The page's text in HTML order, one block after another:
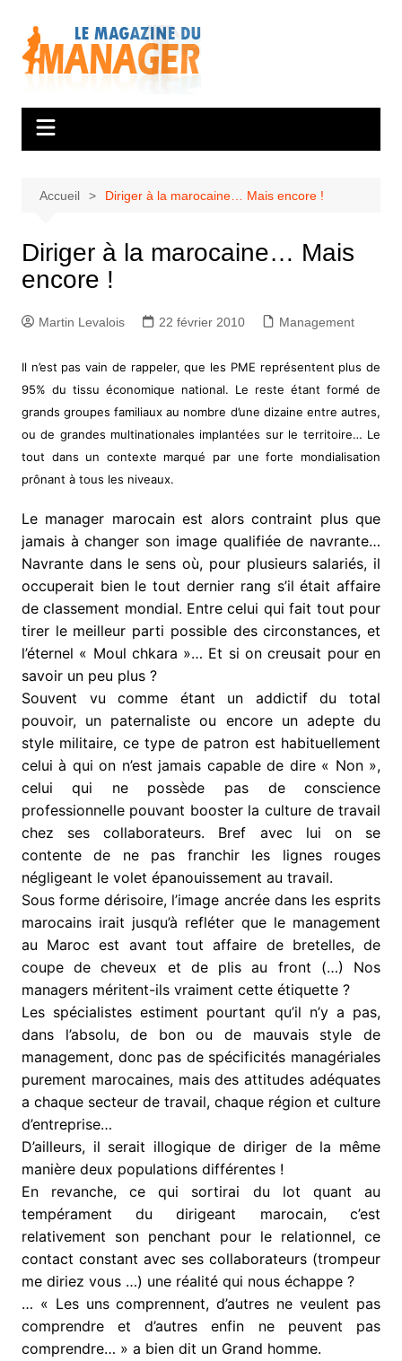
contenu
Accueil Diriger à la marocaine… Mais encore !
Diriger à la marocaine… Mais
encore !
Martin Levalois 22 février 2010 Management
Il n’est pas vain de rappeler, que les PME représentent plus de
95% du tissu économique national. Le reste étant formé de
grands groupes familiaux au nombre d’une dizaine entre autres,
ou de grandes multinationales implantées sur le territoire… Le
tout dans un contexte marqué par une forte mondialisation
prônant à tous les niveaux.
Le manager marocain est alors contraint plus que
jamais à changer son image qualifiée de navrante…
Navrante dans le sens où, pour plusieurs salariés, il
occuperait bien le tout dernier rang s’il était affaire
de classement mondial. Entre celui qui fait tout pour
tirer le meilleur parti possible des circonstances, et
l’éternel « Moul chkara »… Et si on creusait pour en
savoir un peu plus ?
Souvent vu comme étant un addictif du total
pouvoir, un paternaliste ou encore un adepte du
style militaire, ce type de patron est habituellement
celui à qui on n’est jamais capable de dire « Non »,
celui qui ne possède pas de conscience
professionnelle pouvant booster la culture de travail
chez ses collaborateurs. Bref avec lui on se
contente de ne pas franchir les lignes rouges
négligeant le volet épanouissement au travail.
Sous forme dérisoire, l’image ancrée dans les esprits
marocains irait jusqu’à refléter que le management
au Maroc est avant tout affaire de bretelles, de
coupe de cheveux et de plis au front (…) Nos
managers méritent-ils vraiment cette étiquette ?
Les spécialistes estiment pourtant qu’il n’y a pas,
dans l’absolu, de bon ou de mauvais style de
management, donc pas de spécificités managériales
purement marocaines, mais des attitudes adéquates
a chaque secteur de travail, chaque région et culture
d’entreprise…
D’ailleurs, il serait illogique de diriger de la même
manière deux populations différentes !
En revanche, ce qui sortirai du lot quant au
tempérament du dirigeant marocain, c’est
relativement son penchant pour le relationnel, ce
contact constant avec ses collaborateurs (trompeur
me diriez vous …) une réalité qui nous échappe ?
… « Les uns comprennent, d’autres ne veulent pas
comprendre et d’autres enfin ne peuvent pas
comprendre… » a bien dit un Grand homme.